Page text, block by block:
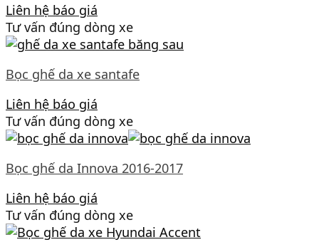
Liên hệ báo giá
Tư vấn đúng dòng xe
Bọc ghế da xe santafe
Liên hệ báo giá
Tư vấn đúng dòng xe
Bọc ghế da Innova 2016-2017
Liên hệ báo giá
Tư vấn đúng dòng xe